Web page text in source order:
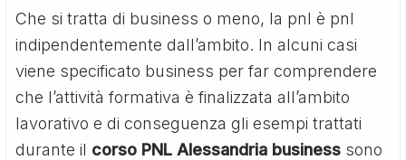
Che si tratta di business o meno, la pnl è pnl
indipendentemente dall’ambito. In alcuni casi
viene specificato business per far comprendere
che l’attività formativa è finalizzata all’ambito
lavorativo e di conseguenza gli esempi trattati
durante il corso PNL Alessandria business sono